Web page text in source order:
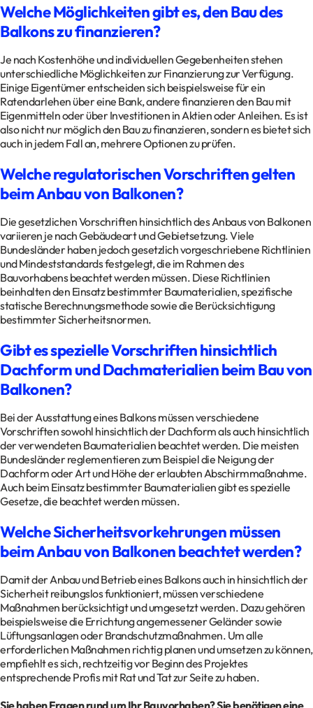
Welche Möglichkeiten gibt es, den Bau des
Balkons zu finanzieren?
Je nach Kostenhöhe und individuellen Gegebenheiten stehen
unterschiedliche Möglichkeiten zur Finanzierung zur Verfügung.
Einige Eigentümer entscheiden sich beispielsweise für ein
Ratendarlehen über eine Bank, andere finanzieren den Bau mit
Eigenmitteln oder über Investitionen in Aktien oder Anleihen. Es ist
also nicht nur möglich den Bau zu finanzieren, sondern es bietet sich
auch in jedem Fall an, mehrere Optionen zu prüfen.
Welche regulatorischen Vorschriften gelten
beim Anbau von Balkonen?
Die gesetzlichen Vorschriften hinsichtlich des Anbaus von Balkonen
variieren je nach Gebäudeart und Gebietsetzung. Viele
Bundesländer haben jedoch gesetzlich vorgeschriebene Richtlinien
und Mindeststandards festgelegt, die im Rahmen des
Bauvorhabens beachtet werden müssen. Diese Richtlinien
beinhalten den Einsatz bestimmter Baumaterialien, spezifische
statische Berechnungsmethode sowie die Berücksichtigung
bestimmter Sicherheitsnormen.
Gibt es spezielle Vorschriften hinsichtlich
Dachform und Dachmaterialien beim Bau von
Balkonen?
Bei der Ausstattung eines Balkons müssen verschiedene
Vorschriften sowohl hinsichtlich der Dachform als auch hinsichtlich
der verwendeten Baumaterialien beachtet werden. Die meisten
Bundesländer reglementieren zum Beispiel die Neigung der
Dachform oder Art und Höhe der erlaubten Abschirmmaßnahme.
Auch beim Einsatz bestimmter Baumaterialien gibt es spezielle
Gesetze, die beachtet werden müssen.
Welche Sicherheitsvorkehrungen müssen
beim Anbau von Balkonen beachtet werden?
Damit der Anbau und Betrieb eines Balkons auch in hinsichtlich der
Sicherheit reibungslos funktioniert, müssen verschiedene
Maßnahmen berücksichtigt und umgesetzt werden. Dazu gehören
beispielsweise die Errichtung angemessener Geländer sowie
Lüftungsanlagen oder Brandschutzmaßnahmen. Um alle
erforderlichen Maßnahmen richtig planen und umsetzen zu können,
empfiehlt es sich, rechtzeitig vor Beginn des Projektes
entsprechende Profis mit Rat und Tat zur Seite zu haben.